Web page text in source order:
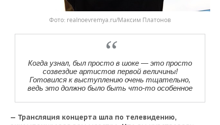
realnoevremya.ru/Максим Платонов
Когда узнал, был просто в шоке — это просто
созвездие артистов первой величины!
Готовился к выступлению очень тщательно,
ведь это должно было быть что-то особенное
— Трансляция концерта шла по телевидению,